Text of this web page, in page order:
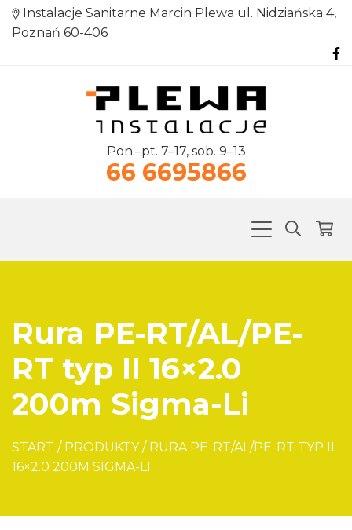
Instalacje Sanitarne Marcin Plewa ul. Nidziańska 4,
Poznań 60-406
Pon.–pt. 7–17, sob. 9–13
66 6695866
Rura PE-RT/AL/PE-
RT typ II 16×2.0
200m Sigma-Li
START / PRODUKTY / RURA PE-RT/AL/PE-RT TYP II
16×2.0 200M SIGMA-LI